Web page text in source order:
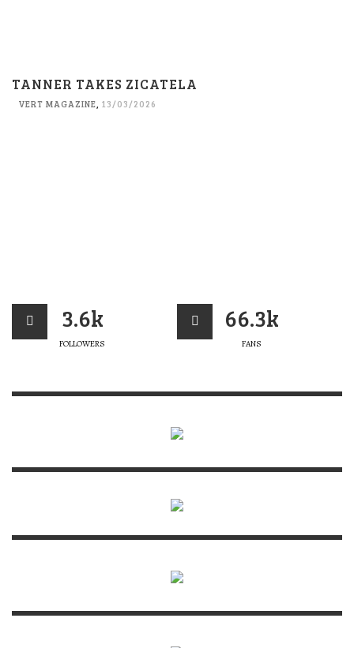
TANNER TAKES ZICATELA
VERT MAGAZINE, 13/03/2026
3.6k
FOLLOWERS
66.3k
FANS